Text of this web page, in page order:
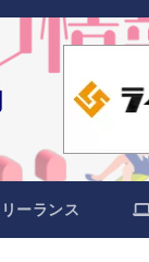
ーランス